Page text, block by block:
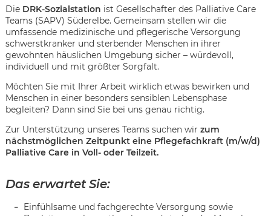
Die DRK-Sozialstation ist Gesellschafter des Palliative Care
Teams (SAPV) Süderelbe. Gemeinsam stellen wir die
umfassende medizinische und pflegerische Versorgung
schwerstkranker und sterbender Menschen in ihrer
gewohnten häuslichen Umgebung sicher – würdevoll,
individuell und mit größter Sorgfalt.
Möchten Sie mit Ihrer Arbeit wirklich etwas bewirken und
Menschen in einer besonders sensiblen Lebensphase
begleiten? Dann sind Sie bei uns genau richtig.
Zur Unterstützung unseres Teams suchen wir zum
nächstmöglichen Zeitpunkt eine Pflegefachkraft (m/w/d)
Palliative Care in Voll- oder Teilzeit.
Das erwartet Sie:
Einfühlsame und fachgerechte Versorgung sowie